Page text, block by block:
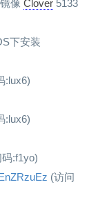
像 Clover 5133
下安装
:lux6)
:lux6)
:f1yo)
(访问